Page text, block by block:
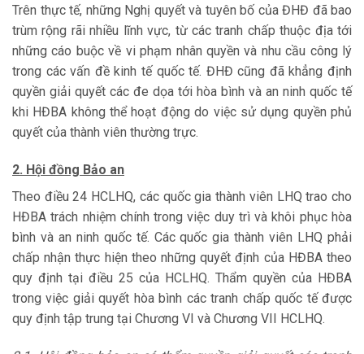
Trên thực tế, những Nghị quyết và tuyên bố của ĐHĐ đã bao
trùm rộng rãi nhiều lĩnh vực, từ các tranh chấp thuộc địa tới
những cáo buộc về vi phạm nhân quyền và nhu cầu công lý
trong các vấn đề kinh tế quốc tế. ĐHĐ cũng đã khẳng định
quyền giải quyết các đe dọa tới hòa bình và an ninh quốc tế
khi HĐBA không thể hoạt động do việc sử dụng quyền phủ
quyết của thành viên thường trực.
2. Hội đồng Bảo an
Theo điều 24 HCLHQ, các quốc gia thành viên LHQ trao cho
HĐBA trách nhiệm chính trong việc duy trì và khôi phục hòa
bình và an ninh quốc tế. Các quốc gia thành viên LHQ phải
chấp nhận thực hiện theo những quyết định của HĐBA theo
quy định tại điều 25 của HCLHQ. Thẩm quyền của HĐBA
trong việc giải quyết hòa bình các tranh chấp quốc tế được
quy định tập trung tại Chương VI và Chương VII HCLHQ.